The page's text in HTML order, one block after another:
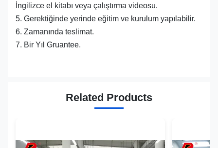
İngilizce el kitabı veya çalıştırma videosu.
5. Gerektiğinde yerinde eğitim ve kurulum yapılabilir.
6. Zamanında teslimat.
7. Bir Yıl Gruantee.
Related Products